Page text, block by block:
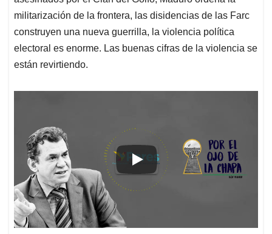
p
p
o
k
I
n
s
militarización de la frontera, las disidencias de las Farc
construyen una nueva guerrilla, la violencia política
electoral es enorme. Las buenas cifras de la violencia se
están revirtiendo.